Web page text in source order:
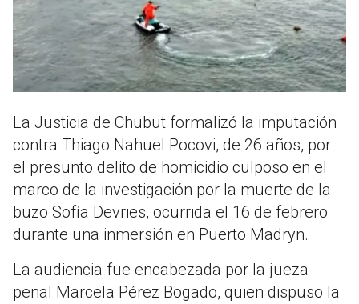
La Justicia de Chubut formalizó la imputación
contra Thiago Nahuel Pocovi, de 26 años, por
el presunto delito de homicidio culposo en el
marco de la investigación por la muerte de la
buzo Sofía Devries, ocurrida el 16 de febrero
durante una inmersión en Puerto Madryn.
La audiencia fue encabezada por la jueza
penal Marcela Pérez Bogado, quien dispuso la